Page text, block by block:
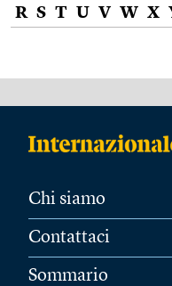
R S T U V W X
Chi siamo
Contattaci
Sommario